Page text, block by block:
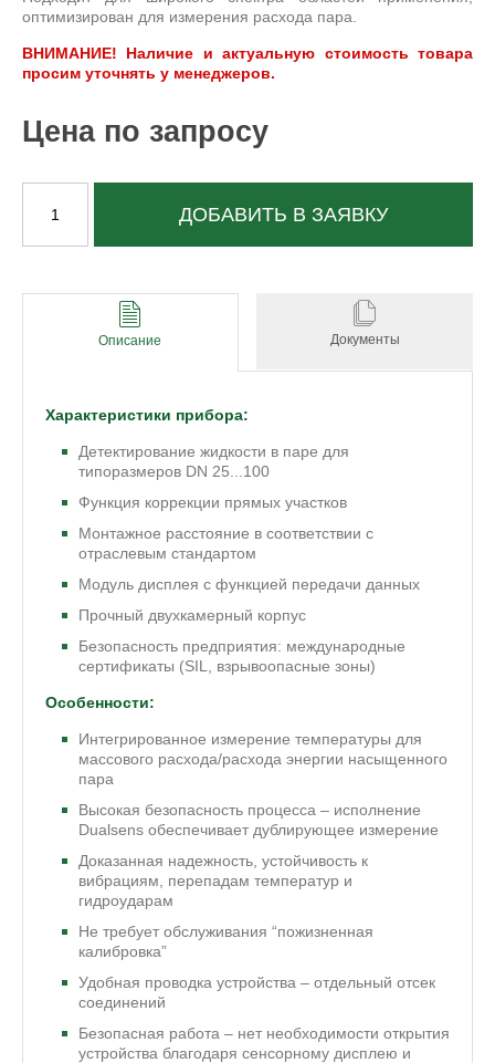
оптимизирован для измерения расхода пара.
ВНИМАНИЕ! Наличие и актуальную стоимость товара
просим уточнять у менеджеров.
Цена по запросу
ДОБАВИТЬ В ЗАЯВКУ
Описание Документы
Характеристики прибора:
Детектирование жидкости в паре для
типоразмеров DN 25...100
Функция коррекции прямых участков
Монтажное расстояние в соответствии с
отраслевым стандартом
Модуль дисплея с функцией передачи данных
Прочный двухкамерный корпус
Безопасность предприятия: международные
сертификаты (SIL, взрывоопасные зоны)
Особенности:
Интегрированное измерение температуры для
массового расхода/расхода энергии насыщенного
пара
Высокая безопасность процесса – исполнение
Dualsens обеспечивает дублирующее измерение
Доказанная надежность, устойчивость к
вибрациям, перепадам температур и
гидроударам
Не требует обслуживания “пожизненная
калибровка”
Удобная проводка устройства – отдельный отсек
соединений
Безопасная работа – нет необходимости открытия
устройства благодаря сенсорному дисплею и